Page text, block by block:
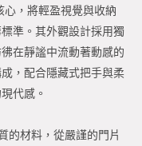
心，將輕盈視覺與收納
準。其外觀設計採用獨
在靜謐中流動著動感的
，配合隱藏式把手與柔
代感。
的材料，從嚴謹的門片